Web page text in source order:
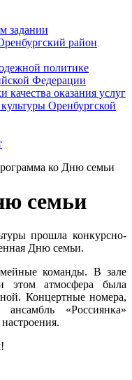
задании
район
политике
Федерации
качества оказания услуг
Оренбургской
ко Дню семьи
семьи
прошла конкурсно-
Дню семьи.
команды. В зале
этом атмосфера была
Концертные номера,
«Россиянка»